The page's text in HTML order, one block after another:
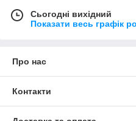
Сьогодні вихідний
Показати весь графік
Про нас
Контакти